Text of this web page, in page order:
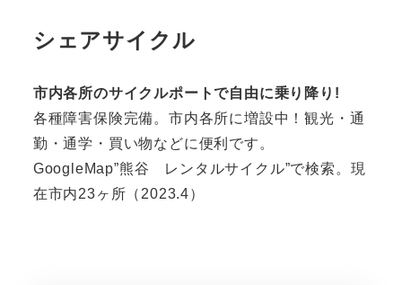
シェアサイクル
市内各所のサイクルポートで自由に乗り降り!
各種障害保険完備。市内各所に増設中！観光・通
勤・通学・買い物などに便利です。
GoogleMap”熊谷 レンタルサイクル”で検索。現
在市内23ヶ所（2023.4）